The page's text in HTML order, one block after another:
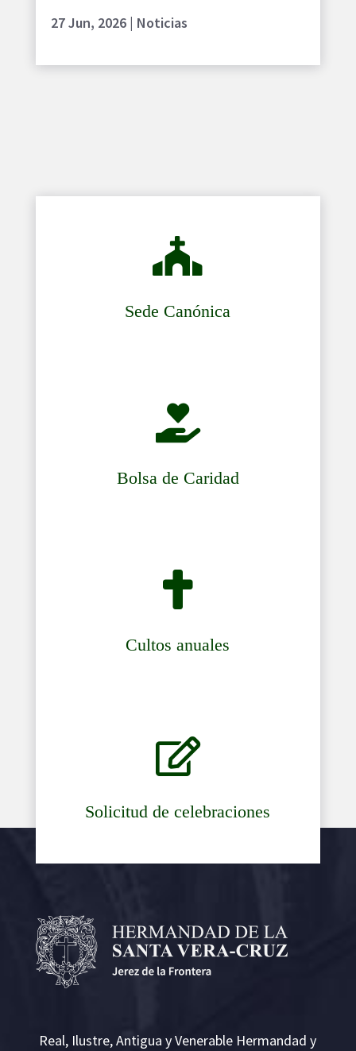
27 Jun, 2026| Noticias

Sede Canónica

Bolsa de Caridad

Cultos anuales

Solicitud de celebraciones
Real, Ilustre, Antigua y Venerable Hermandad y